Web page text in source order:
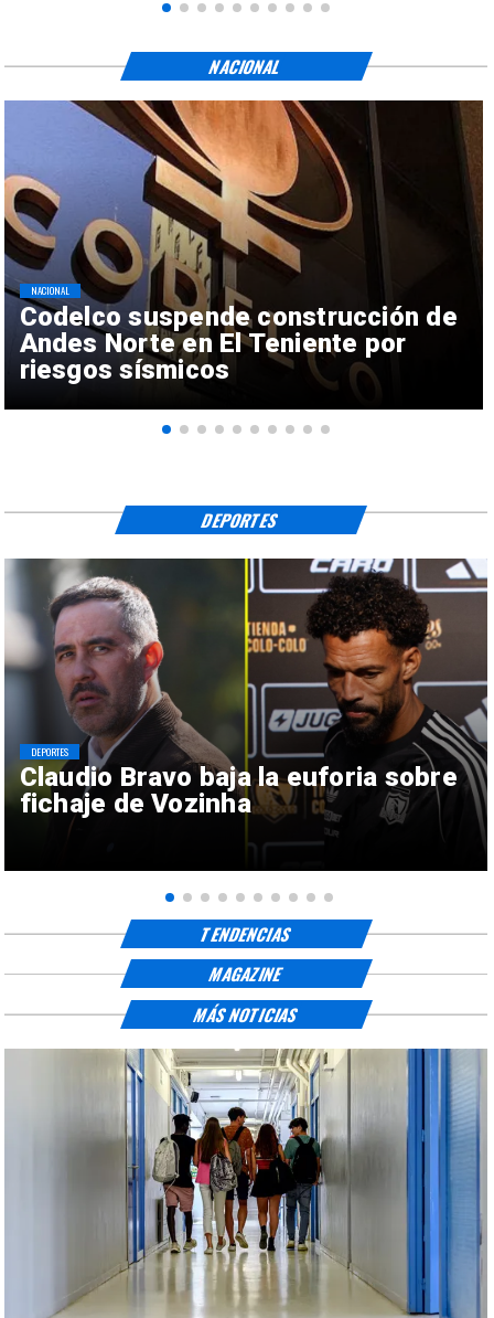
Codelco suspende construcción de
Andes Norte en El Teniente por
riesgos sísmicos
NACIONAL
NACIONAL
Claudio Bravo baja la euforia sobre
fichaje de Vozinha
DEPORTES
DEPORTES
TENDENCIAS
MAGAZINE
MÁS NOTICIAS